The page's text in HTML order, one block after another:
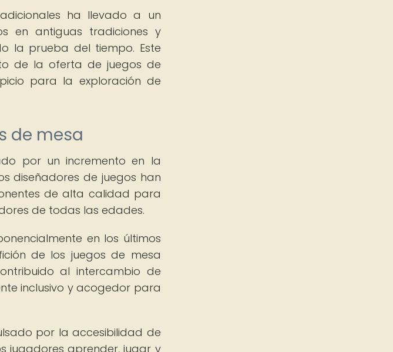
ha llevado a un
en antiguas tradiciones y
la prueba del tiempo. Este
de la oferta de juegos de
para la exploración de
de mesa
por un incremento en la
diseñadores de juegos han
de alta calidad para
de todas las edades.
en los últimos
de los juegos de mesa
al intercambio de
inclusivo y acogedor para
por la accesibilidad de
jugadores aprender, jugar y